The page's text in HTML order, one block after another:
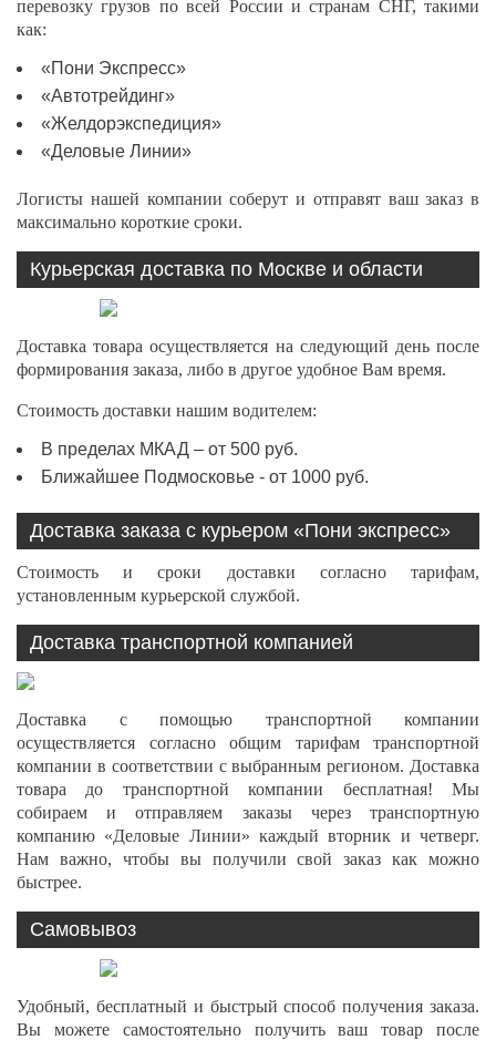
перевозку грузов по всей России и странам СНГ, такими
как:
«Пони Экспресс»
«Автотрейдинг»
«Желдорэкспедиция»
«Деловые Линии»
Логисты нашей компании соберут и отправят ваш заказ в
максимально короткие сроки.
Курьерская доставка по Москве и области
Доставка товара осуществляется на следующий день после
формирования заказа, либо в другое удобное Вам время.
Стоимость доставки нашим водителем:
В пределах МКАД – от 500 руб.
Ближайшее Подмосковье - от 1000 руб.
Доставка заказа с курьером «Пони экспресс»
Стоимость и сроки доставки согласно тарифам,
установленным курьерской службой.
Доставка транспортной компанией
Доставка с помощью транспортной компании
осуществляется согласно общим тарифам транспортной
компании в соответствии с выбранным регионом. Доставка
товара до транспортной компании бесплатная! Мы
собираем и отправляем заказы через транспортную
компанию «Деловые Линии» каждый вторник и четверг.
Нам важно, чтобы вы получили свой заказ как можно
быстрее.
Самовывоз
Удобный, бесплатный и быстрый способ получения заказа.
Вы можете самостоятельно получить ваш товар после